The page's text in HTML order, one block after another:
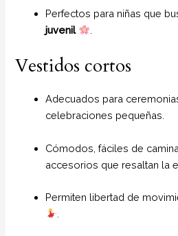
Perfectos para niñas que
juvenil
Vestidos cortos
Adecuados para
celebraciones pequeñas.
Cómodos, fáciles de
accesorios que resaltan la
Permiten libertad de